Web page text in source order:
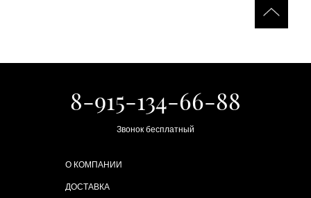
8-915-134-66-88
Звонок бесплатный
О КОМПАНИИ
ДОСТАВКА